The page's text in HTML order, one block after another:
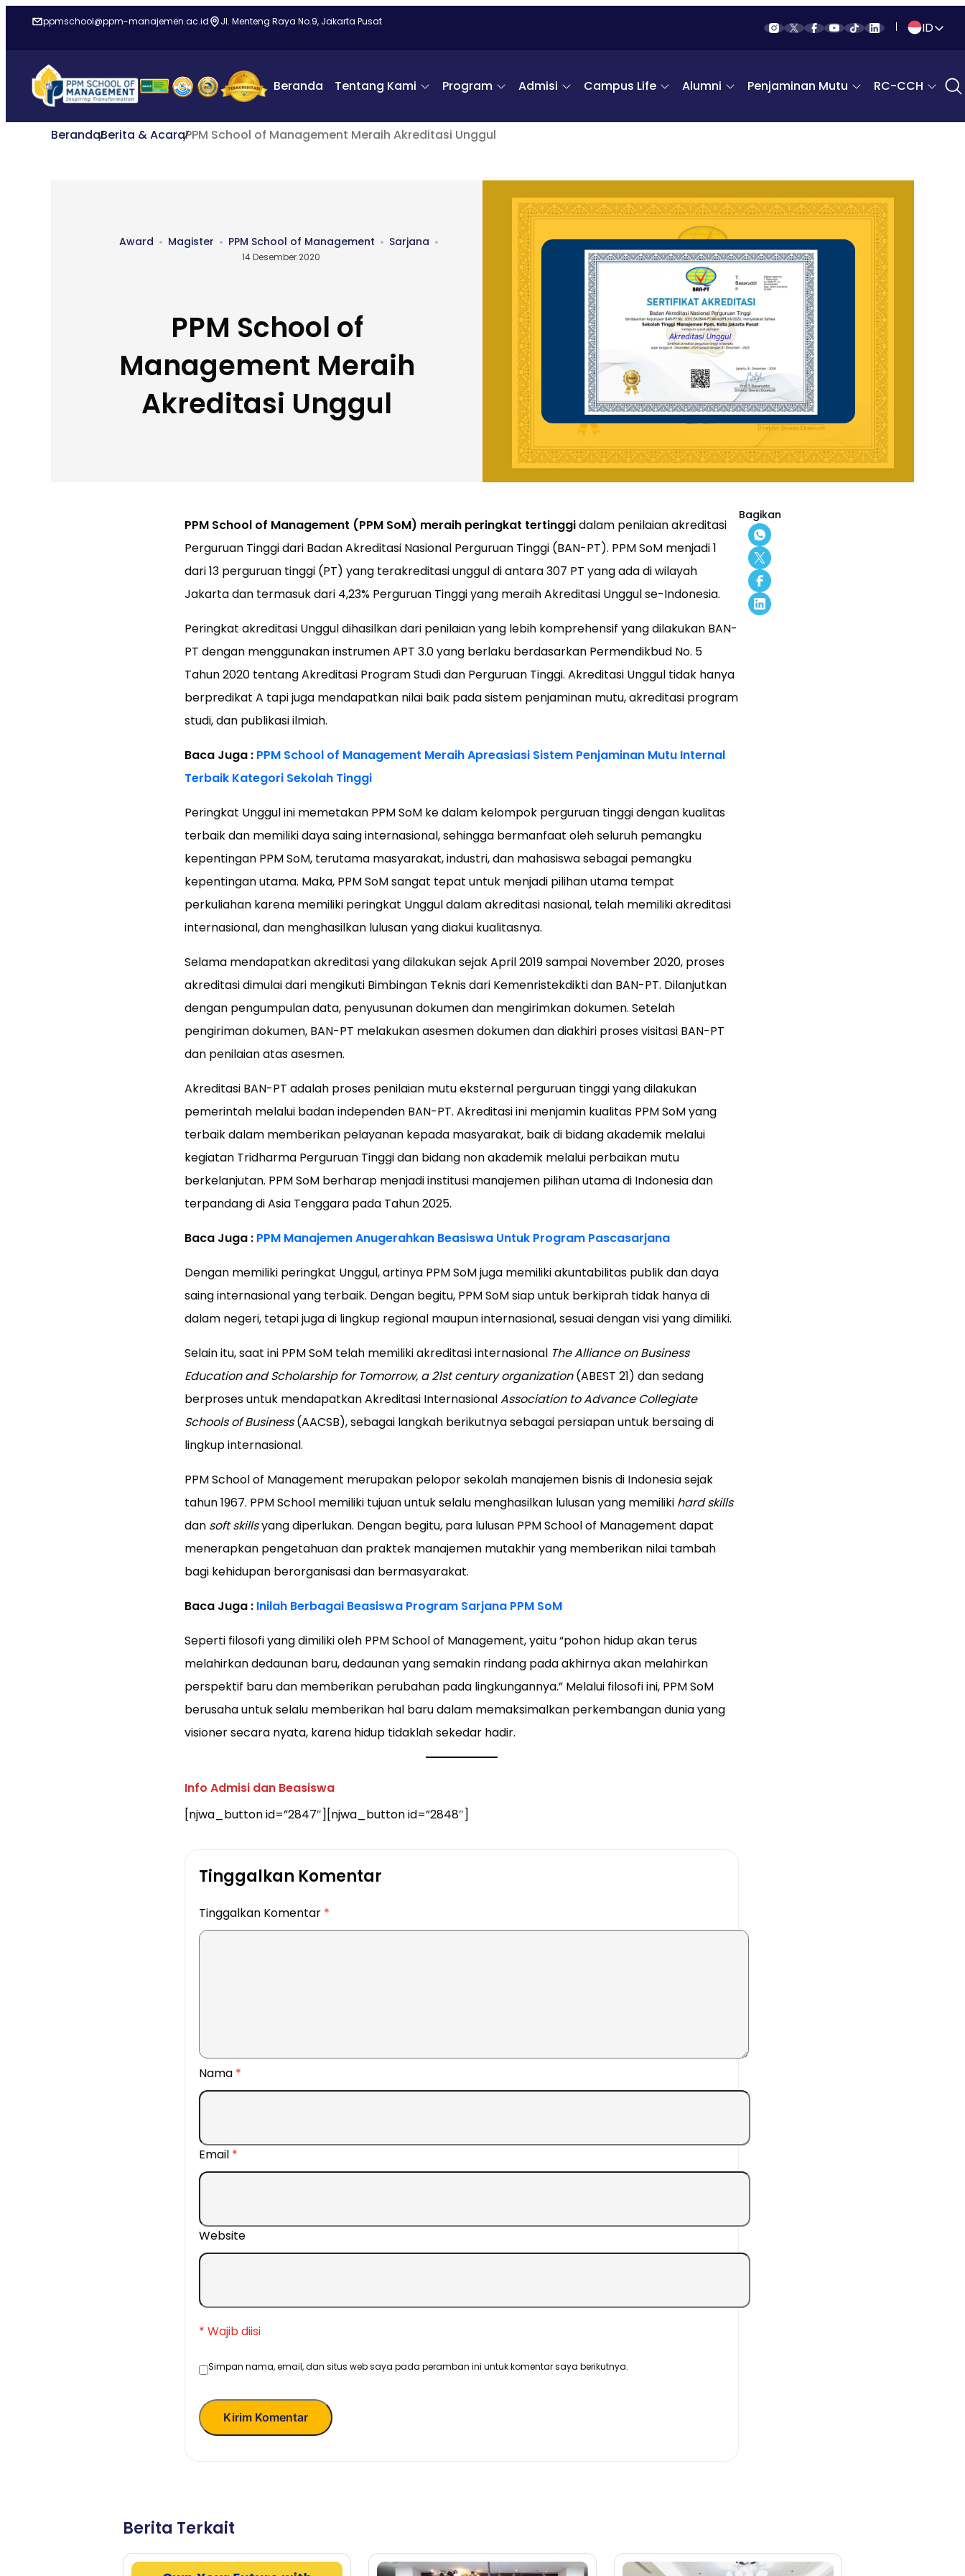
ppmschool@ppm-manajemen.ac.id Jl. Menteng Raya No.9, Jakarta Pusat ID
Beranda Tentang Kami Program Admisi Campus Life Alumni Penjaminan Mutu RC-CCH
BerandaBerita & AcaraPPM School of Management Meraih Akreditasi Unggul
Award Magister PPM School of Management Sarjana
14 Desember 2020
PPM School of
Management Meraih
Akreditasi Unggul
PPM School of Management (PPM SoM) meraih peringkat tertinggidalam penilaian akreditasi
Perguruan Tinggi dari Badan Akreditasi Nasional Perguruan Tinggi (BAN-PT). PPM SoM menjadi 1
dari 13 perguruan tinggi (PT) yang terakreditasi unggul di antara 307 PT yang ada di wilayah
Jakarta dan termasuk dari 4,23% Perguruan Tinggi yang meraih Akreditasi Unggul se-Indonesia.
Peringkat akreditasi Unggul dihasilkan dari penilaian yang lebih komprehensif yang dilakukan BAN-
PT dengan menggunakan instrumen APT 3.0 yang berlaku berdasarkan Permendikbud No. 5
Tahun 2020 tentang Akreditasi Program Studi dan Perguruan Tinggi. Akreditasi Unggul tidak hanya
berpredikat A tapi juga mendapatkan nilai baik pada sistem penjaminan mutu, akreditasi program
studi, dan publikasi ilmiah.
Baca Juga : PPM School of Management Meraih Apreasiasi Sistem Penjaminan Mutu Internal
Terbaik Kategori Sekolah Tinggi
Peringkat Unggul ini memetakan PPM SoM ke dalam kelompok perguruan tinggi dengan kualitas
terbaik dan memiliki daya saing internasional, sehingga bermanfaat oleh seluruh pemangku
kepentingan PPM SoM, terutama masyarakat, industri, dan mahasiswa sebagai pemangku
kepentingan utama. Maka, PPM SoM sangat tepat untuk menjadi pilihan utama tempat
perkuliahan karena memiliki peringkat Unggul dalam akreditasi nasional, telah memiliki akreditasi
internasional, dan menghasilkan lulusan yang diakui kualitasnya.
Selama mendapatkan akreditasi yang dilakukan sejak April 2019 sampai November 2020, proses
akreditasi dimulai dari mengikuti Bimbingan Teknis dari Kemenristekdikti dan BAN-PT. Dilanjutkan
dengan pengumpulan data, penyusunan dokumen dan mengirimkan dokumen. Setelah
pengiriman dokumen, BAN-PT melakukan asesmen dokumen dan diakhiri proses visitasi BAN-PT
dan penilaian atas asesmen.
Akreditasi BAN-PT adalah proses penilaian mutu eksternal perguruan tinggi yang dilakukan
pemerintah melalui badan independen BAN-PT. Akreditasi ini menjamin kualitas PPM SoM yang
terbaik dalam memberikan pelayanan kepada masyarakat, baik di bidang akademik melalui
kegiatan Tridharma Perguruan Tinggi dan bidang non akademik melalui perbaikan mutu
berkelanjutan. PPM SoM berharap menjadi institusi manajemen pilihan utama di Indonesia dan
terpandang di Asia Tenggara pada Tahun 2025.
Baca Juga : PPM Manajemen Anugerahkan Beasiswa Untuk Program Pascasarjana
Dengan memiliki peringkat Unggul, artinya PPM SoM juga memiliki akuntabilitas publik dan daya
saing internasional yang terbaik. Dengan begitu, PPM SoM siap untuk berkiprah tidak hanya di
dalam negeri, tetapi juga di lingkup regional maupun internasional, sesuai dengan visi yang dimiliki.
Selain itu, saat ini PPM SoM telah memiliki akreditasi internasional The Alliance on Business
Education and Scholarship for Tomorrow, a 21st century organization(ABEST 21) dan sedang
berproses untuk mendapatkan Akreditasi InternasionalAssociation to Advance Collegiate
Schools of Business(AACSB), sebagai langkah berikutnya sebagai persiapan untuk bersaing di
lingkup internasional.
PPM School of Management merupakan pelopor sekolah manajemen bisnis di Indonesia sejak
tahun 1967. PPM School memiliki tujuan untuk selalu menghasilkan lulusan yang memiliki hard skills
dan soft skillsyang diperlukan. Dengan begitu, para lulusan PPM School of Management dapat
menerapkan pengetahuan dan praktek manajemen mutakhir yang memberikan nilai tambah
bagi kehidupan berorganisasi dan bermasyarakat.
Baca Juga : Inilah Berbagai Beasiswa Program Sarjana PPM SoM
Seperti filosofi yang dimiliki oleh PPM School of Management, yaitu “pohon hidup akan terus
melahirkan dedaunan baru, dedaunan yang semakin rindang pada akhirnya akan melahirkan
perspektif baru dan memberikan perubahan pada lingkungannya.” Melalui filosofi ini, PPM SoM
berusaha untuk selalu memberikan hal baru dalam memaksimalkan perkembangan dunia yang
visioner secara nyata, karena hidup tidaklah sekedar hadir.
Info Admisi dan Beasiswa
[njwa_button id=”2847″][njwa_button id=”2848″]
Tinggalkan Komentar
Tinggalkan Komentar *
Nama *
Email *
Website
* Wajib diisi
Simpan nama, email, dan situs web saya pada peramban ini untuk komentar saya berikutnya.
Kirim Komentar
Bagikan
Berita Terkait